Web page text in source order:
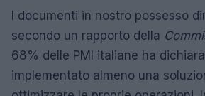
I documenti in nostro possesso
secondo un rapporto della
68% delle PMI italiane ha
implementato almeno una